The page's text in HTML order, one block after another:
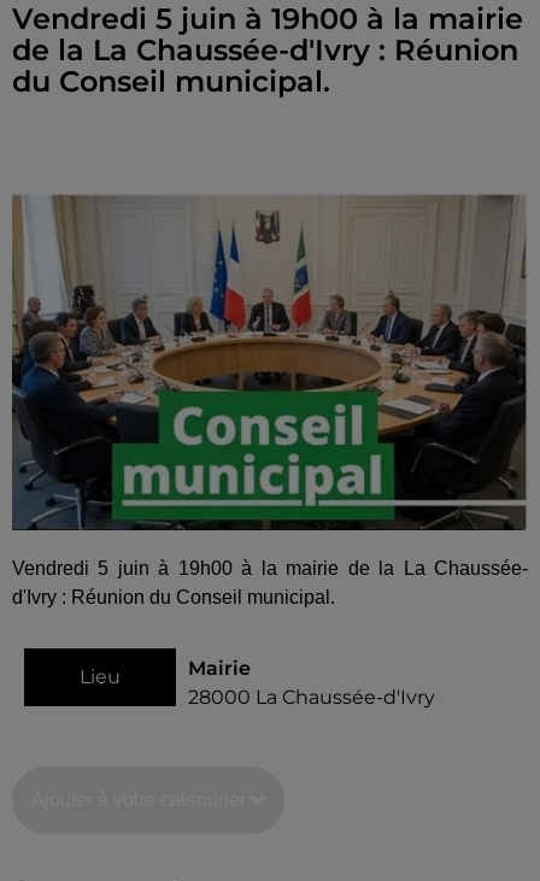
Vendredi 5 juin à 19h00 à la mairie
de la La Chaussée-d'Ivry : Réunion
du Conseil municipal.
Vendredi 5 juin à 19h00 à la mairie de la La Chaussée-
d'Ivry : Réunion du Conseil municipal.
Lieu
Mairie
28000 La Chaussée-d'Ivry